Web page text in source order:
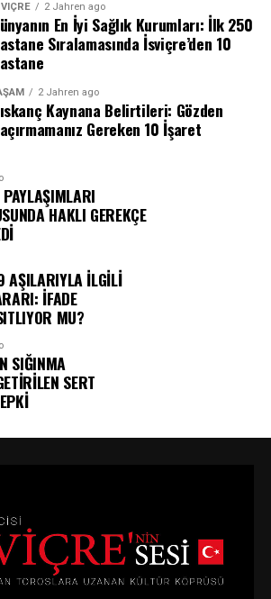
2 Jahren ago
En İyi Sağlık Kurumları: İlk 250
Sıralamasında İsviçre’den 10
2 Jahren ago
Kaynana Belirtileri: Gözden
Gereken 10 İşaret
HAKLI GEREKÇE
AŞILARIYLA İLGİLİ
İFADE
MU?
SIĞINMA
SERT